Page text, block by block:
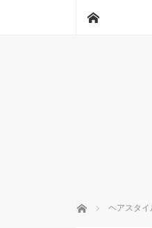
ホーム ヘアスタイ